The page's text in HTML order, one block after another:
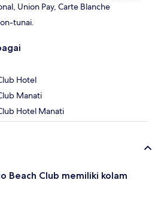
Union Pay, Carte Blanche
tunai.
Hotel
Manati
Hotel Manati
Beach Club memiliki kolam